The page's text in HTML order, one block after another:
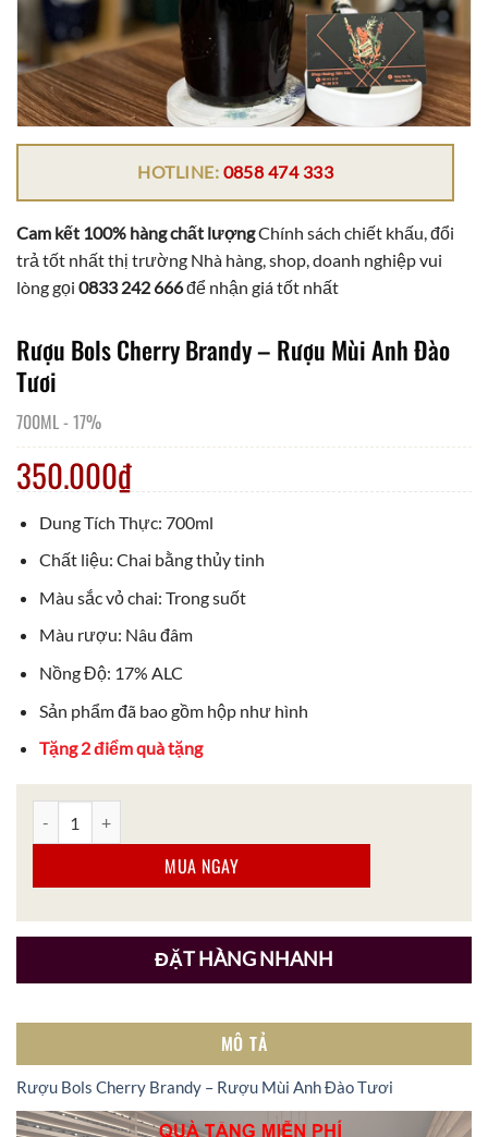
HOTLINE: 0858 474 333
Cam kết 100% hàng chất lượngChính sách chiết khấu, đổi
trả tốt nhất thị trường Nhà hàng, shop, doanh nghiệp vui
lòng gọi 0833 242 666để nhận giá tốt nhất
Rượu Bols Cherry Brandy – Rượu Mùi Anh Đào
Tươi
700ML- 17%
350.000₫
Dung Tích Thực: 700ml
Chất liệu: Chai bằng thủy tinh
Màu sắc vỏ chai: Trong suốt
Màu rượu: Nâu đâm
Nồng Độ: 17% ALC
Sản phẩm đã bao gồm hộp như hình
Tặng 2 điểm quà tặng
MUA NGAY
ĐẶT HÀNG NHANH
MÔ TẢ
Rượu Bols Cherry Brandy – Rượu Mùi Anh Đào Tươi